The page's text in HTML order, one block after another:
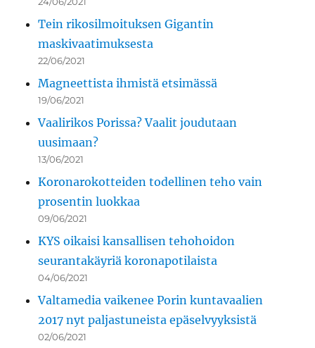
Tein rikosilmoituksen Gigantin
maskivaatimuksesta
22/06/2021
Magneettista ihmistä etsimässä
19/06/2021
Vaalirikos Porissa? Vaalit joudutaan
uusimaan?
13/06/2021
Koronarokotteiden todellinen teho vain
prosentin luokkaa
09/06/2021
KYS oikaisi kansallisen tehohoidon
seurantakäyriä koronapotilaista
04/06/2021
Valtamedia vaikenee Porin kuntavaalien
2017 nyt paljastuneista epäselvyyksistä
02/06/2021